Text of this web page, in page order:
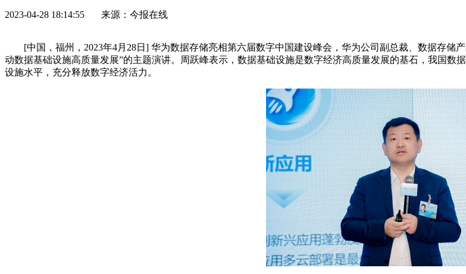
2023-04-28 18:14:55 来源：今报在线
[中国，福州，2023年4月28日] 华为数据存储亮相第六届数字中国建设峰会，华为公司副总裁、数据存
动数据基础设施高质量发展”的主题演讲。周跃峰表示，数据基础设施是数字经济高质量发展的基石，我国
设施水平 ，充分释放数字经济活力。